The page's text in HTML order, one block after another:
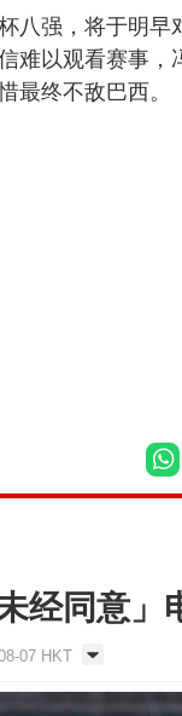
八强，将于明
难以观看赛事
最终不敌巴西。
经同意」
07 HKT